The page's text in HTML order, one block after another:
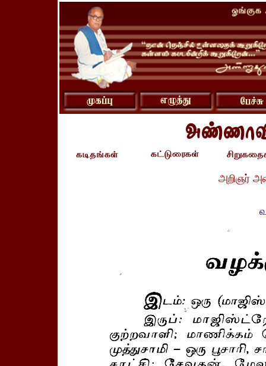
அறிஞர்